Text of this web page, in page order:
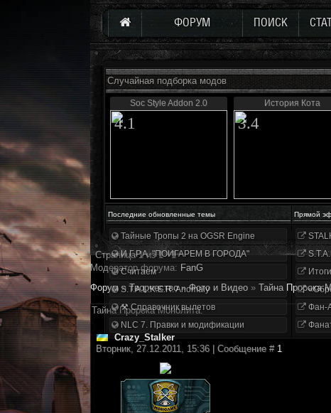
ФОРУМ ПОИСК
Случайная подборка модов
Soc Style Addon 2.0
4.1
История Кота
3.4
Последние обновленные темы Прямой
Тайные Тропы 2 на OGSR Engine
И.Г.Р.А. "ПОИГАРЕМ В ГОРОДА"
Считаем
S.T.A.L.K.E.R. Anomaly
⚒ Справочник вылетов
NLC 7. Правки и модификации
Фан-
Страница1из1
1
Модератор форума: FanG
Форум » Творчество » Фото и Видео » Тайна Пророка
Тайна Пророка Монолита.
Crazy_Stalker
Вторник, 27.12.2011, 15:36 | Сообщение # 1